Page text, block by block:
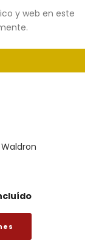
y web en este